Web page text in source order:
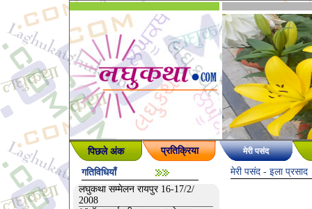
पिछले अंक प्रतिक्रिया मेरी पसंद
गतिविधियाँ
लघुकथा सम्मेलन रायपुर 16-17/2/
2008
मेरी पसंद - इला प्रसाद